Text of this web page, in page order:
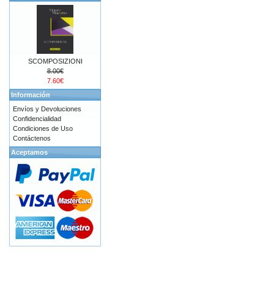
SCOMPOSIZIONI
8.00€
7.60€
Información
Envíos y Devoluciones
Confidencialidad
Condiciones de Uso
Contáctenos
Aceptamos